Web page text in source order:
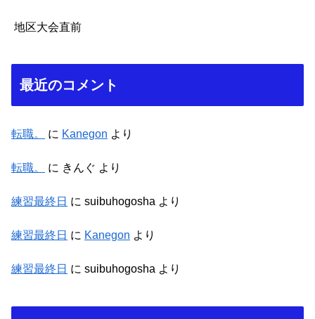
地区大会直前
最近のコメント
転職。 に Kanegon より
転職。 に きんぐ より
練習最終日 に suibuhogosha より
練習最終日 に Kanegon より
練習最終日 に suibuhogosha より